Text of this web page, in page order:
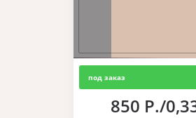
под заказ
850 Р./